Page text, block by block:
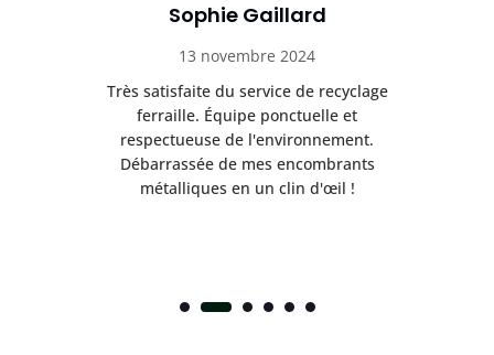
Sophie Gaillard
13 novembre 2024
Très satisfaite du service de recyclage
ferraille. Équipe ponctuelle et
respectueuse de l'environnement.
Débarrassée de mes encombrants
métalliques en un clin d'œil !